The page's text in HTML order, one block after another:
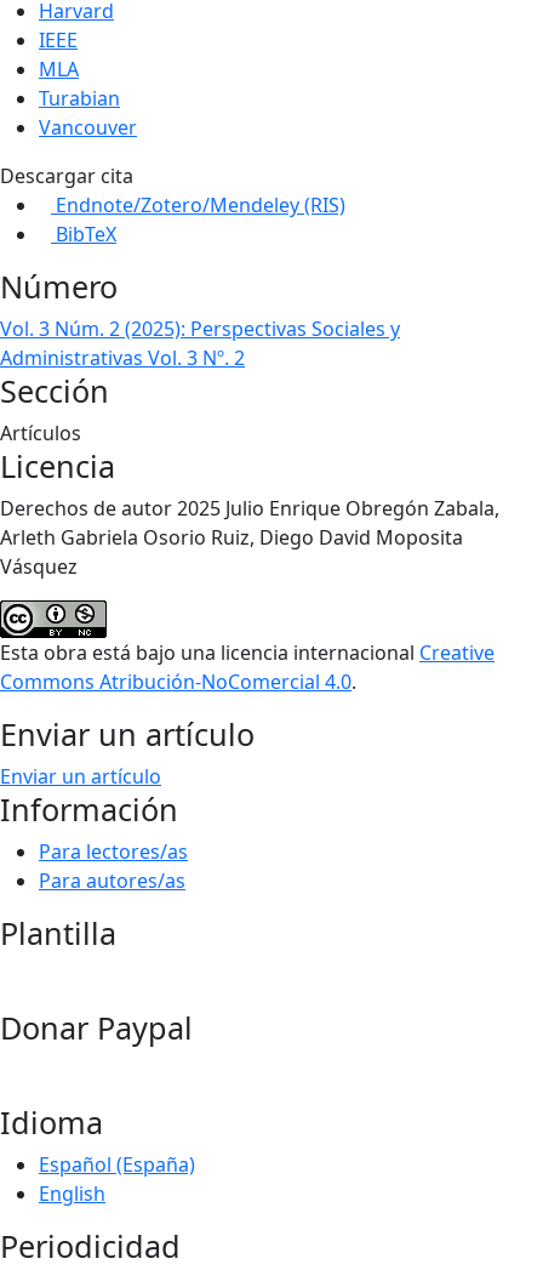
Harvard
IEEE
MLA
Turabian
Vancouver
Descargar cita
Endnote/Zotero/Mendeley (RIS)
BibTeX
Número
Vol. 3 Núm. 2 (2025): Perspectivas Sociales y
Administrativas Vol. 3 Nº. 2
Sección
Artículos
Licencia
Derechos de autor 2025 Julio Enrique Obregón Zabala,
Arleth Gabriela Osorio Ruiz, Diego David Moposita
Vásquez
Esta obra está bajo una licencia internacional Creative
Commons Atribución-NoComercial 4.0.
Enviar un artículo
Enviar un artículo
Información
Para lectores/as
Para autores/as
Plantilla
Donar Paypal
Idioma
Español (España)
English
Periodicidad